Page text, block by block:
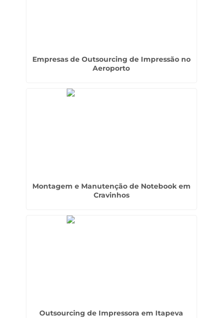
Empresas de Outsourcing de Impressão no
Aeroporto
Montagem e Manutenção de Notebook em
Cravinhos
Outsourcing de Impressora em Itapeva